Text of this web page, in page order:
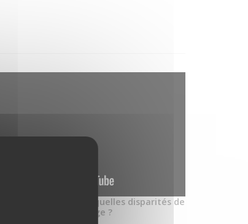
Canalaire In Situ : quelles disparités de
prise en charge ?